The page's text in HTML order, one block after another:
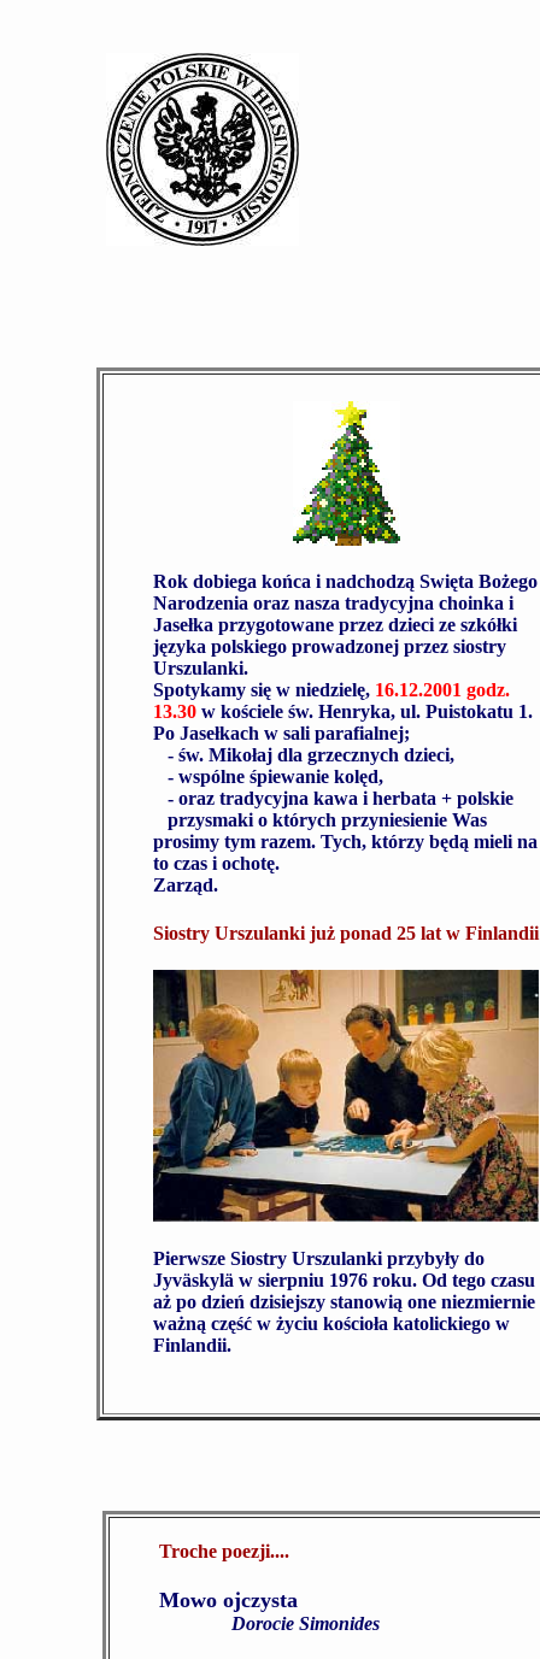
Rok dobiega końca i nadchodzą Swięta Bożego
Narodzenia oraz nasza tradycyjna choinka i
Jasełka przygotowane przez dzieci ze szkółki
języka polskiego prowadzonej przez siostry
Urszulanki.
Spotykamy się w niedzielę, 16.12.2001 godz.
13.30 w kościele św. Henryka, ul. Puistokatu 1.
Po Jasełkach w sali parafialnej;
- św. Mikołaj dla grzecznych dzieci,
- wspólne śpiewanie kolęd,
- oraz tradycyjna kawa i herbata + polskie
przysmaki o których przyniesienie Was
prosimy tym razem. Tych, którzy będą mieli na
to czas i ochotę.
Zarząd.
Siostry Urszulanki już ponad 25 lat w Finlandii
Pierwsze Siostry Urszulanki przybyły do
Jyväskylä w sierpniu 1976 roku. Od tego czasu
aż po dzień dzisiejszy stanowią one niezmiernie
ważną część w życiu kościoła katolickiego w
Finlandii.
Troche poezji....
Mowo ojczysta
Dorocie Simonides